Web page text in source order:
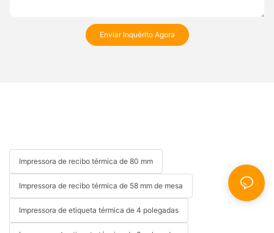
Enviar Inquérito Agora
Impressora de recibo térmica de 80 mm
Impressora de recibo térmica de 58 mm de mesa
Impressora de etiqueta térmica de 4 polegadas